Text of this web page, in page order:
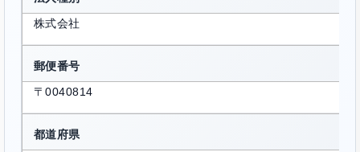
株式会社
郵便番号
〒0040814
都道府県